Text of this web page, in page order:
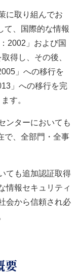
に取り組んでお
て、国際的な情報
2002」および国
得し、その後、
」への移行を
」への移行を完
す。
ンターにおいても
で、全部門・全事
ても追加認証取得
情報セキュリティ
会から信頼され必
要